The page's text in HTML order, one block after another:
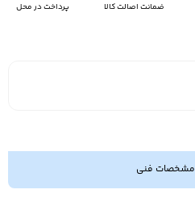
ضمانت اصالت کالا پرداخت در محل
مشخصات فنی